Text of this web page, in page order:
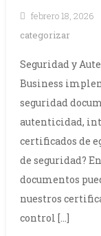
febrero 18, 2026
categorizar
Seguridad y
Business
seguridad
autenticidad,
certificados de
de seguridad?
documentos
nuestros
control […]